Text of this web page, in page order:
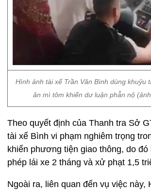
Hình ảnh tài xế Trần Văn Bình dùng khuỷu
ăn mì tôm khiến dư luận phẫn nộ
Theo quyết định của Thanh tra Sở
tài xế Bình vi phạm nghiêm trọng
khiển phương tiện giao thông, do
phép lái xe 2 tháng và xử phạt 1,5
Ngoài ra, liên quan đến vụ việc này,